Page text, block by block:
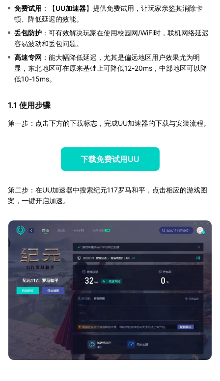
免费试用 ：【UU加速器】提供免费试用，让玩家亲鉴其消除卡
顿、降低延迟的效能。
丢包防护 ：可有效解决玩家在使用校园网/WiFi时，联机网络延迟
容易波动和丢包问题。
高速专网 ：能大幅降低延迟，尤其是偏远地区用户效果尤为明
显，东北地区可在原来基础上可降低12-20ms，中部地区可以降
低10-15ms。
1.1 使用步骤
第一步：点击下方的下载标志，完成UU加速器的下载与安装流程。
下载免费试用UU
第二步：在UU加速器中搜索纪元117罗马和平，点击相应的游戏图
案，一键开启加速。